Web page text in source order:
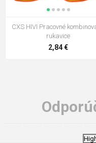
CXS HIVI Pracovné
rukavice
2,84 €